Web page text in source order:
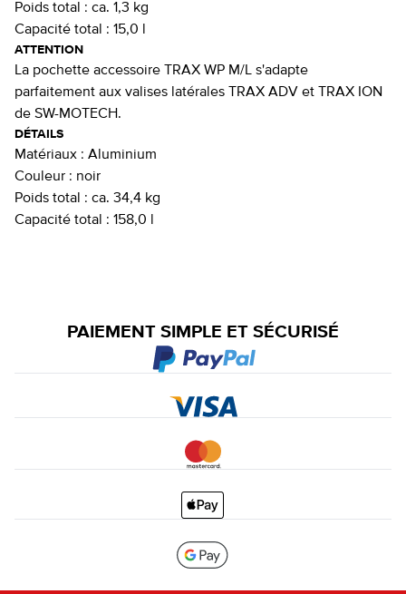
Poids total : ca. 1,3 kg
Capacité total : 15,0 l
ATTENTION
La pochette accessoire TRAX WP M/L s'adapte
parfaitement aux valises latérales TRAX ADV et TRAX ION
de SW-MOTECH.
DÉTAILS
Matériaux : Aluminium
Couleur : noir
Poids total : ca. 34,4 kg
Capacité total : 158,0 l
PAIEMENT SIMPLE ET SÉCURISÉ